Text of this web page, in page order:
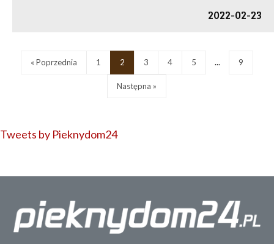
2022-02-23
« Poprzednia 1 2 3 4 5 ... 9
Następna »
Tweets by Pieknydom24